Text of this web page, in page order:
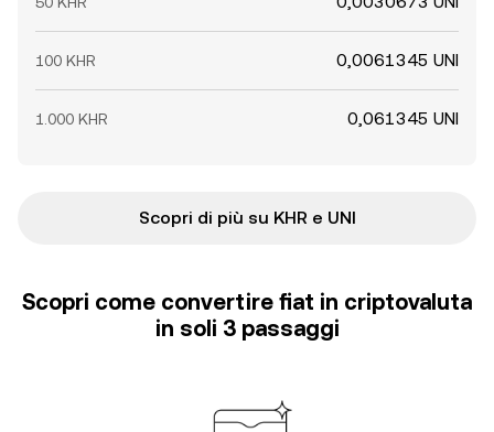
100 KHR 0,0061345 UNI
1.000 KHR 0,061345 UNI
Scopri di più su KHR e UNI
Scopri come convertire fiat in criptovaluta
in soli 3 passaggi